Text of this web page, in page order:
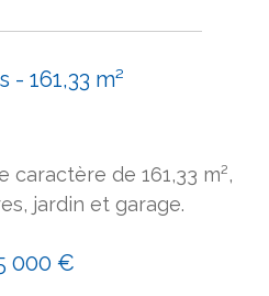
- 161,33 m²
caractère de 161,33 m²,
jardin et garage.
000 €